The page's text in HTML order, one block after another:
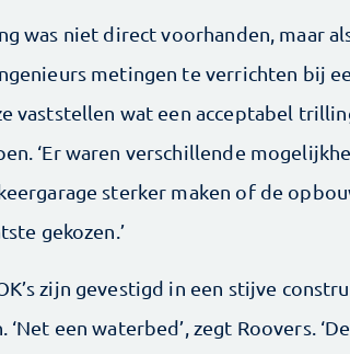
was niet direct voorhanden, maar
metingen te verrichten bij
vaststellen wat een acceptabel
‘Er waren verschillende
sterker maken of de
gekozen.’
zijn gevestigd in een stijve
‘Net een waterbed’, zegt Roovers.